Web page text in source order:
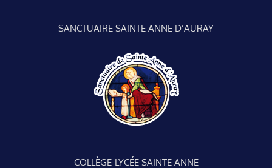
SANCTUAIRE SAINTE ANNE D’AURAY
COLLÈGE-LYCÉE SAINTE ANNE